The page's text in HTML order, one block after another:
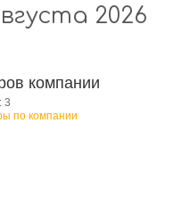
2026
компании
3
по компании